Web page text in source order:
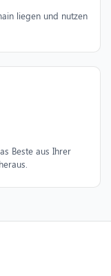
liegen und nutzen
Beste aus Ihrer